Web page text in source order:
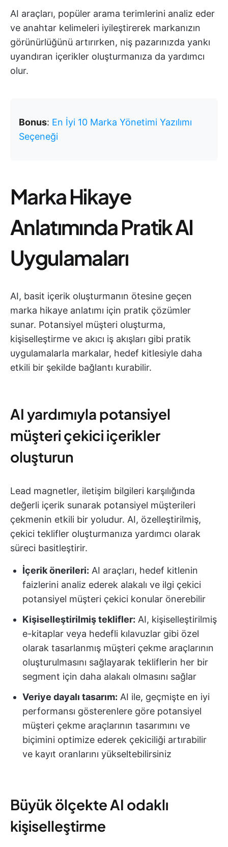
AI araçları, popüler arama terimlerini analiz eder
ve anahtar kelimeleri iyileştirerek markanızın
görünürlüğünü artırırken, niş pazarınızda yankı
uyandıran içerikler oluşturmanıza da yardımcı
olur.
Bonus: En İyi 10 Marka Yönetimi Yazılımı
Seçeneği
Marka Hikaye
Anlatımında Pratik AI
Uygulamaları
AI, basit içerik oluşturmanın ötesine geçen
marka hikaye anlatımı için pratik çözümler
sunar. Potansiyel müşteri oluşturma,
kişiselleştirme ve akıcı iş akışları gibi pratik
uygulamalarla markalar, hedef kitlesiyle daha
etkili bir şekilde bağlantı kurabilir.
AI yardımıyla potansiyel
müşteri çekici içerikler
oluşturun
Lead magnetler, iletişim bilgileri karşılığında
değerli içerik sunarak potansiyel müşterileri
çekmenin etkili bir yoludur. AI, özelleştirilmiş,
çekici teklifler oluşturmanıza yardımcı olarak
süreci basitleştirir.
İçerik önerileri: AI araçları, hedef kitlenin
faizlerini analiz ederek alakalı ve ilgi çekici
potansiyel müşteri çekici konular önerebilir
Kişiselleştirilmiş teklifler: AI, kişiselleştirilmiş
e-kitaplar veya hedefli kılavuzlar gibi özel
olarak tasarlanmış müşteri çekme araçlarının
oluşturulmasını sağlayarak tekliflerin her bir
segment için daha alakalı olmasını sağlar
Veriye dayalı tasarım: AI ile, geçmişte en iyi
performansı gösterenlere göre potansiyel
müşteri çekme araçlarının tasarımını ve
biçimini optimize ederek çekiciliği artırabilir
ve kayıt oranlarını yükseltebilirsiniz
Büyük ölçekte AI odaklı
kişiselleştirme